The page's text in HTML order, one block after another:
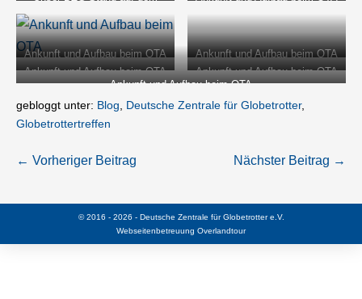
Ankunft und Aufbau beim OTA
Ankunft und Aufbau beim OTA
Ankunft und Aufbau beim OTA
Ankunft und Aufbau beim OTA
Ankunft und Aufbau beim OTA
gebloggt unter: Blog, Deutsche Zentrale für Globetrotter,
Globetrottertreffen
Beitragsnavigation
← Vorheriger Beitrag Nächster Beitrag →
© 2016 - 2026 - Deutsche Zentrale für Globetrotter e.V.
Webseitenbetreuung Overlandtour